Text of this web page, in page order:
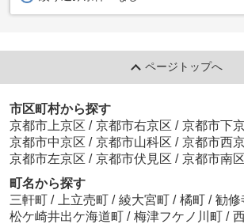
ページトップへ
市区町村から探す
京都市上京区 / 京都市右京区 / 京都市下
京都市中京区 / 京都市山科区 / 京都市西
京都市左京区 / 京都市伏見区 / 京都市南区
町名から探す
三軒町 / 上立売町 / 綾大宮町 / 橘町 / 勧修
松ケ崎井出ケ海道町 / 梅津フケノ川町 /